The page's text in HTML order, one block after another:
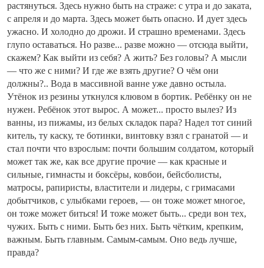
растянуться. Здесь нужно быть на страже: с утра и до заката,
с апреля и до марта. Здесь может быть опасно. И дует здесь
ужасно. И холодно до дрожи. И страшно временами. Здесь
глупо оставаться. Но разве... разве можно — отсюда выйти,
скажем? Как выйти из себя? А жить? Без головы? А мысли
— что же с ними? И где же взять другие? О чём они
должны?.. Вода в массивной ванне уже давно остыла.
Утёнок из резины уткнулся клювом в бортик. Ребёнку он не
нужен. Ребёнок этот вырос. А может... просто вылез? Из
ванны, из пижамы, из белых складок пара? Надел тот синий
китель, ту каску, те ботинки, винтовку взял с гранатой — и
стал почти что взрослым: почти большим солдатом, который
может так же, как все другие прочие — как красные и
сильные, гимнасты и боксёры, ковбои, бейсболисты,
матросы, рапиристы, властители и лидеры, с гримасами
добытчиков, с улыбками героев, — он тоже может многое,
он тоже может биться! И тоже может быть... среди вон тех,
чужих. Быть с ними. Быть без них. Быть чётким, крепким,
важным. Быть главным. Самым-самым. Оно ведь лучше,
правда?